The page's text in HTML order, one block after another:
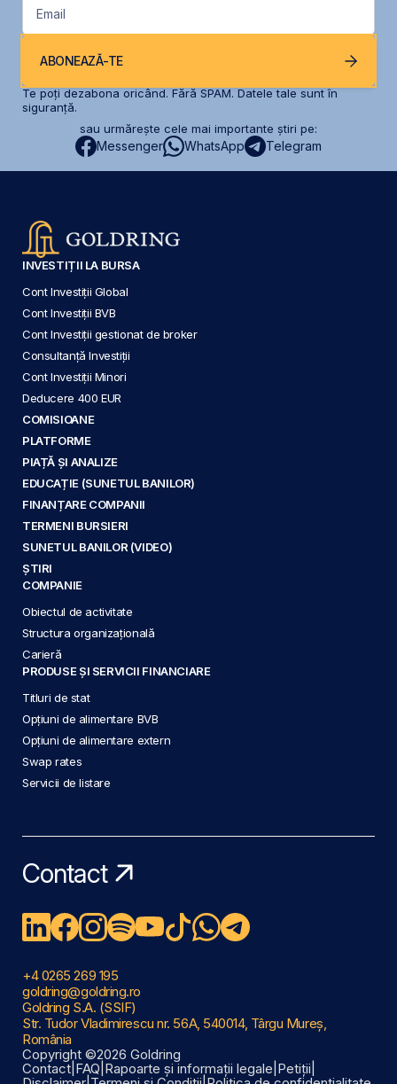
Email
ABONEAZĂ-TE
Te poți dezabona oricând. Fără SPAM. Datele tale sunt în
siguranță.
sau urmărește cele mai importante știri pe:
Messenger WhatsApp Telegram
INVESTIȚII LA BURSA
Cont Investiții Global
Cont Investiții BVB
Cont Investiții gestionat de broker
Consultanță Investiții
Cont Investiții Minori
Deducere 400 EUR
COMISIOANE
PLATFORME
PIAȚĂ ȘI ANALIZE
EDUCAȚIE (SUNETUL BANILOR)
FINANȚARE COMPANII
TERMENI BURSIERI
SUNETUL BANILOR (VIDEO)
ȘTIRI
COMPANIE
Obiectul de activitate
Structura organizațională
Carieră
PRODUSE ȘI SERVICII FINANCIARE
Titluri de stat
Opțiuni de alimentare BVB
Opțiuni de alimentare extern
Swap rates
Servicii de listare
Contact
+4 0265 269 195
goldring@goldring.ro
Goldring S.A. (SSIF)
Str. Tudor Vladimirescu nr. 56A, 540014, Târgu Mureș,
România
Copyright ©2026 Goldring
Contact FAQ Rapoarte și informații legale Petiții